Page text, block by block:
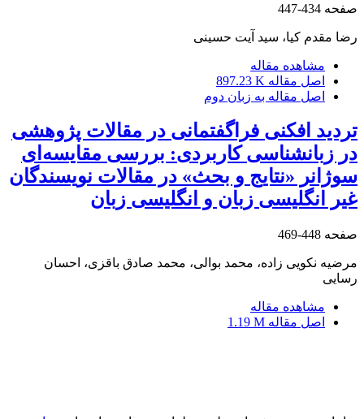
صفحه 434-447
رضا مقدم کیا، سید آیت حسینی
مشاهده مقاله
اصل مقاله 897.23 K
اصل مقاله به زبان دوم
تردید افکنی فراگفتمانی در مقالات پژوهشی
در زبانشناسی کاربردی: بررسی مقایسه‌ای
سوژانر «نتایج و بحث» در مقالات نویسندگان
غیر انگلیسی زبان و انگلیسی زبان
صفحه 448-469
مرضیه نکویی زاده، محمد بوالی، محمد صادق باقزی، احسان
رسایی
مشاهده مقاله
اصل مقاله 1.19 M